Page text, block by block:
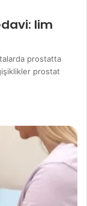
lim
prostatta
prostat